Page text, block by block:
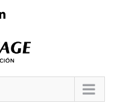
LinkedIn